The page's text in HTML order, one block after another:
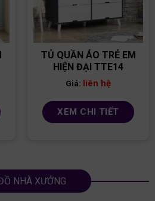
TỦ QUẦN ÁO TRẺ EM
HIỆN ĐẠI TTE14
Giá: liên hệ
XEM CHI TIẾT
NHÀ XƯỞNG